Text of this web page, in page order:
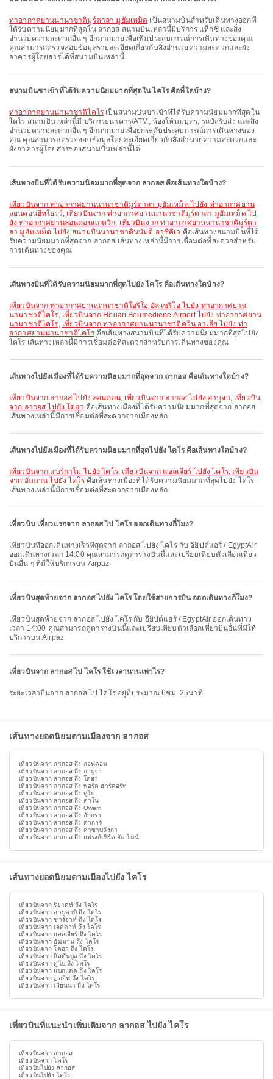
ท่าอากาศยานนานาชาติมูร์ตาลา มูฮัมเหม็ด เป็นสนามบินสำหรับเดินทางออกที่
ได้รับความนิยมมากที่สุดใน ลากอส สนามบินเหล่านี้มีบริการ แท็กซี่ และสิ่ง
อำนวยความสะดวกอื่น ๆ อีกมากมายเพื่อเพิ่มประสบการณ์การเดินทางของคุณ
คุณสามารถตรวจสอบข้อมูลรายละเอียดเกี่ยวกับสิ่งอำนวยความสะดวกและผัง
อาคารผู้โดยสารได้ที่สนามบินเหล่านี้
สนามบินขาเข้าที่ได้รับความนิยมมากที่สุดใน ไคโร คือที่ใดบ้าง?
ท่าอากาศยานนานาชาติไคโรเป็นสนามบินขาเข้าที่ได้รับความนิยมมากที่สุดใน
ไคโร สนามบินเหล่านี้มี บริการธนาคาร/ATM, ห้องให้นมบุตร, รถบัสรับส่ง และสิ่ง
อำนวยความสะดวกอื่น ๆ อีกมากมายเพื่อยกระดับประสบการณ์การเดินทางของ
คุณ คุณสามารถตรวจสอบข้อมูลโดยละเอียดเกี่ยวกับสิ่งอำนวยความสะดวกและ
ผังอาคารผู้โดยสารของสนามบินเหล่านี้ได้
เส้นทางบินที่ได้รับความนิยมมากที่สุดจาก ลากอส คือเส้นทางใดบ้าง?
เที่ยวบินจาก ท่าอากาศยานนานาชาติมูร์ตาลา มูฮัมเหม็ด ไปยัง ท่าอากาศยาน
ลอนดอนฮีทโธรว์, เที่ยวบินจาก ท่าอากาศยานนานาชาติมูร์ตาลา มูฮัมเหม็ด ไป
ยัง ท่าอากาศยานลอนดอนแกตวิก, เที่ยวบินจาก ท่าอากาศยานนานาชาติมูร์ตา
ลา มูฮัมเหม็ด ไปยัง สนามบินนานาชาตินนัมดี อาซิคิเว คือเส้นทางสนามบินที่ได้
รับความนิยมมากที่สุดจาก ลากอส เส้นทางเหล่านี้มีการเชื่อมต่อที่สะดวกสำหรับ
การเดินทางของคุณ
เส้นทางบินที่ได้รับความนิยมมากที่สุดไปยัง ไคโร คือเส้นทางใดบ้าง?
เที่ยวบินจาก ท่าอากาศยานนานาชาติโอริโอ อัล เซริโอ ไปยัง ท่าอากาศยาน
นานาชาติไคโร, เที่ยวบินจาก Houari Boumediene Airport ไปยัง ท่าอากาศยาน
นานาชาติไคโร, เที่ยวบินจาก ท่าอากาศยานนานาชาติควีน อาเลีย ไปยัง ท่า
อากาศยานนานาชาติไคโรคือเส้นทางสนามบินที่ได้รับความนิยมมากที่สุดไปยัง
ไคโร เส้นทางเหล่านี้มีการเชื่อมต่อที่สะดวกสำหรับการเดินทางของคุณ
เส้นทางไปยังเมืองที่ได้รับความนิยมมากที่สุดจาก ลากอส คือเส้นทางใดบ้าง?
เที่ยวบินจาก ลากอส ไปยัง ลอนดอน, เที่ยวบินจาก ลากอส ไปยัง อาบูจา, เที่ยวบิน
จาก ลากอส ไปยัง โดฮา คือเส้นทางเมืองที่ได้รับความนิยมมากที่สุดจาก ลากอส
เส้นทางเหล่านี้มีการเชื่อมต่อที่สะดวกจากเมืองหลัก
เส้นทางไปยังเมืองที่ได้รับความนิยมมากที่สุดไปยัง ไคโร คือเส้นทางใดบ้าง?
เที่ยวบินจาก แบร์กาโม ไปยัง ไคโร, เที่ยวบินจาก แอลเจียร์ ไปยัง ไคโร, เที่ยวบิน
จาก อัมมาน ไปยัง ไคโรคือเส้นทางเมืองที่ได้รับความนิยมมากที่สุดไปยัง ไคโร
เส้นทางเหล่านี้มีการเชื่อมต่อที่สะดวกจากเมืองหลัก
เที่ยวบิน เที่ยวแรกจาก ลากอส ไป ไคโร ออกเดินทางกี่โมง?
เที่ยวบินที่ออกเดินทางเร็วที่สุดจาก ลากอส ไปยัง ไคโร กับ อียิปต์แอร์ / EgyptAir
ออกเดินทางเวลา 14:00 คุณสามารถดูตารางบินนี้และเปรียบเทียบตัวเลือกเที่ยว
บินอื่น ๆ ที่มีให้บริการบน Airpaz
เที่ยวบินสุดท้ายจาก ลากอส ไปยัง ไคโร โดยใช้สายการบิน ออกเดินทางกี่โมง?
เที่ยวบินสุดท้ายจาก ลากอส ไปยัง ไคโร กับ อียิปต์แอร์ / EgyptAir ออกเดินทาง
เวลา 14:00 คุณสามารถดูตารางบินนี้และเปรียบเทียบตัวเลือกเที่ยวบินอื่นที่มีให้
บริการบน Airpaz
เที่ยวบินจาก ลากอส ไป ไคโร ใช้เวลานานเท่าไร?
ระยะเวลาบินจาก ลากอส ไป ไคโร อยู่ที่ประมาณ 6ชม. 25นาที
เส้นทางยอดนิยมตามเมืองจาก ลากอส
เที่ยวบินจาก ลากอส ถึง ลอนดอน
เที่ยวบินจาก ลากอส ถึง อาบูจา
เที่ยวบินจาก ลากอส ถึง โดฮา
เที่ยวบินจาก ลากอส ถึง พอร์ต ฮาร์คอร์ท
เที่ยวบินจาก ลากอส ถึง ดูไบ
เที่ยวบินจาก ลากอส ถึง คาโน
เที่ยวบินจาก ลากอส ถึง Owerri
เที่ยวบินจาก ลากอส ถึง อักกรา
เที่ยวบินจาก ลากอส ถึง ดาการ์
เที่ยวบินจาก ลากอส ถึง คาซาบลังกา
เที่ยวบินจาก ลากอส ถึง แฟรงก์เฟิร์ต อัม ไมน์
เส้นทางยอดนิยมตามเมืองไปยัง ไคโร
เที่ยวบินจาก ริยาดห์ ถึง ไคโร
เที่ยวบินจาก อาบูดาบี ถึง ไคโร
เที่ยวบินจาก ชาร์จาห์ ถึง ไคโร
เที่ยวบินจาก เจดดาห์ ถึง ไคโร
เที่ยวบินจาก แอลเจียร์ ถึง ไคโร
เที่ยวบินจาก อัมมาน ถึง ไคโร
เที่ยวบินจาก โดฮา ถึง ไคโร
เที่ยวบินจาก อิสตันบูล ถึง ไคโร
เที่ยวบินจาก ดูไบ ถึง ไคโร
เที่ยวบินจาก แบกแดด ถึง ไคโร
เที่ยวบินจาก ฏออิฟ ถึง ไคโร
เที่ยวบินจาก เวียนนา ถึง ไคโร
เที่ยวบินที่แนะนำเพิ่มเติมจาก ลากอส ไปยัง ไคโร
เที่ยวบินจาก ลากอส
เที่ยวบินจาก ไคโร
เที่ยวบินไปยัง ลากอส
เที่ยวบินไปยัง ไคโร